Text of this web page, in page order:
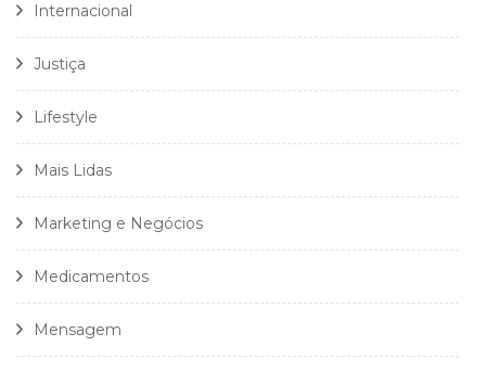
Internacional
Justiça
Lifestyle
Mais Lidas
Marketing e Negócios
Medicamentos
Mensagem